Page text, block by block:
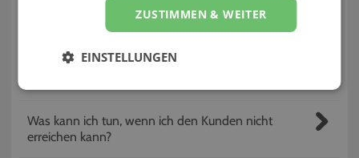
Was kann ich tun, wenn ich den Kunden nicht
erreichen kann?
ZUSTIMMEN & WEITER
EINSTELLUNGEN